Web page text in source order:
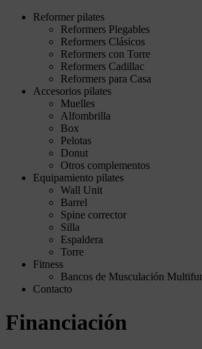
Reformer pilates
Reformers Plegables
Reformers Clásicos
Reformers con Torre
Reformers Cadillac
Reformers para Casa
Accesorios pilates
Muelles
Alfombrilla
Box
Pelotas
Donut
Otros complementos
Equipamiento pilates
Wall Unit
Barrel
Spine corrector
Silla
Espaldera
Torre
Fitness
Bancos de Musculación
Contacto
Financiación